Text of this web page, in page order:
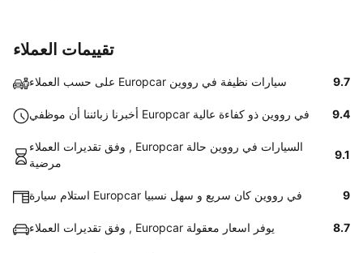
تقييمات العملاء
على حسب العملاء Europcar سيارات نظيفة في رووين 9.7
أخبرنا زبائننا أن موظفي Europcar في رووين ذو كفاءة عالية 9.4
وفق تقديرات العملاء , Europcar السيارات في رووين حالة
مرضية
9.1
استلام سيارة Europcar في رووين كان سريع و سهل نسبيا 9
وفق تقديرات العملاء , Europcar يوفر اسعار معقولة 8.7